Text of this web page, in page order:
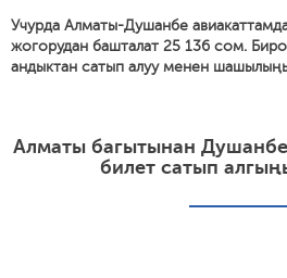
Учурда Алматы-Душанбе
жогорудан башталат 25 136 сом.
андыктан сатып алуу менен
Алматы багытынан
билет сатып